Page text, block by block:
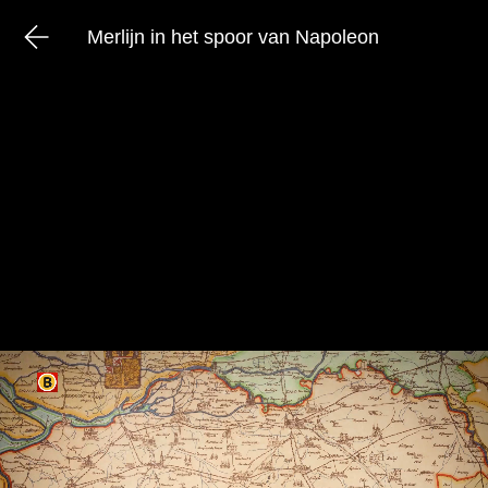
Merlijn in het spoor van Napoleon